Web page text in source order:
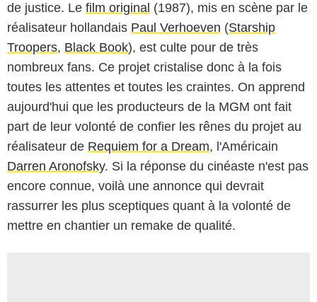
de justice. Le film original (1987), mis en scène par le
réalisateur hollandais Paul Verhoeven (Starship
Troopers, Black Book), est culte pour de très
nombreux fans. Ce projet cristalise donc à la fois
toutes les attentes et toutes les craintes. On apprend
aujourd'hui que les producteurs de la MGM ont fait
part de leur volonté de confier les rênes du projet au
réalisateur de Requiem for a Dream, l'Américain
Darren Aronofsky. Si la réponse du cinéaste n'est pas
encore connue, voilà une annonce qui devrait
rassurrer les plus sceptiques quant à la volonté de
mettre en chantier un remake de qualité.